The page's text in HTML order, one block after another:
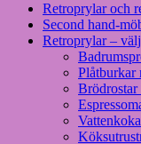
Retroprylar och
Second hand-
Retroprylar –
Plåtburkar
Brödrostar